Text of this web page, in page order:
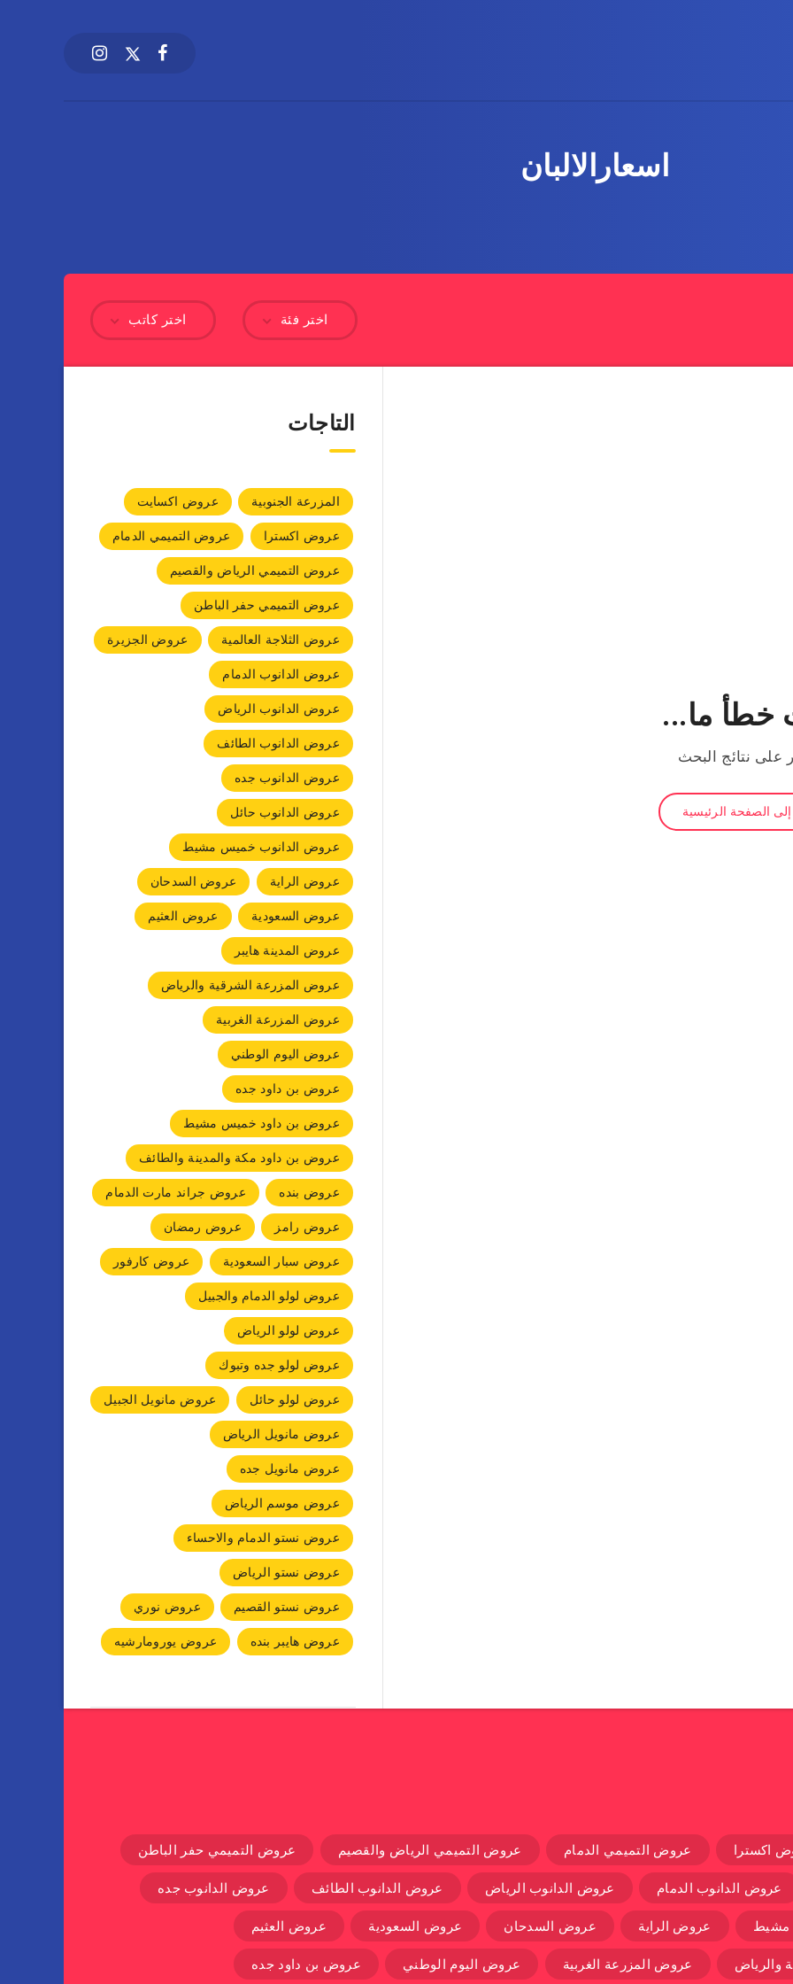
اسعارالالبان
اختر كاتب اختر فئة
ما...
على نتائج البحث
الصفحة الرئيسية
التاجات
المزرعة الجنوبية
عروض اكسايت
عروض اكسترا
عروض التميمي الدمام
عروض التميمي الرياض والقصيم
عروض التميمي حفر الباطن
عروض الثلاجة العالمية
عروض الجزيرة
عروض الدانوب الدمام
عروض الدانوب الرياض
عروض الدانوب الطائف
عروض الدانوب جده
عروض الدانوب حائل
عروض الدانوب خميس مشيط
عروض الراية
عروض السدحان
عروض السعودية
عروض العثيم
عروض المدينة هايبر
عروض المزرعة الشرقية والرياض
عروض المزرعة الغربية
عروض اليوم الوطني
عروض بن داود جده
عروض بن داود خميس مشيط
عروض بن داود مكة والمدينة والطائف
عروض بنده
عروض جراند مارت الدمام
عروض رامز
عروض رمضان
عروض سبار السعودية
عروض كارفور
عروض لولو الدمام والجبيل
عروض لولو الرياض
عروض لولو جده وتبوك
عروض لولو حائل
عروض مانويل الجبيل
عروض مانويل الرياض
عروض مانويل جده
عروض موسم الرياض
عروض نستو الدمام والاحساء
عروض نستو الرياض
عروض نستو القصيم
عروض نوري
عروض هايبر بنده
عروض يورومارشيه
اكسترا عروض التميمي الدمام عروض التميمي الرياض والقصيم عروض التميمي حفر الباطن
عروض الدانوب الدمام عروض الدانوب الرياض عروض الدانوب الطائف عروض الدانوب جده
مشيط عروض الراية عروض السدحان عروض السعودية عروض العثيم
والرياض عروض المزرعة الغربية عروض اليوم الوطني عروض بن داود جده